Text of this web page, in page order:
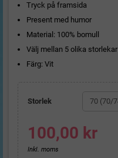
Tryck på framsida
Present med humor
Material: 100% bomull
Välj mellan 5 olika storlekar
Färg: Vit
Storlek
100,00 kr
Inkl. moms